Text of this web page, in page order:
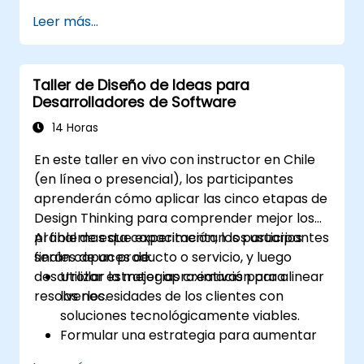
Leer más...
Taller de Diseño de Ideas para
Desarrolladores de Software
14 Horas
En este taller en vivo con instructor en Chile
(en línea o presencial), los participantes
aprenderán cómo aplicar las cinco etapas de
Design Thinking para comprender mejor los
problemas que experimentan los usuarios
finales de un producto o servicio, y luego
desarrollar la mejor aproximación para
resolverlos.
Al final de esta capacitación, los participantes
serán capaces de:
Utilizar estrategias creativas para alinear
las necesidades de los clientes con
soluciones tecnológicamente viables.
Formular una estrategia para aumentar